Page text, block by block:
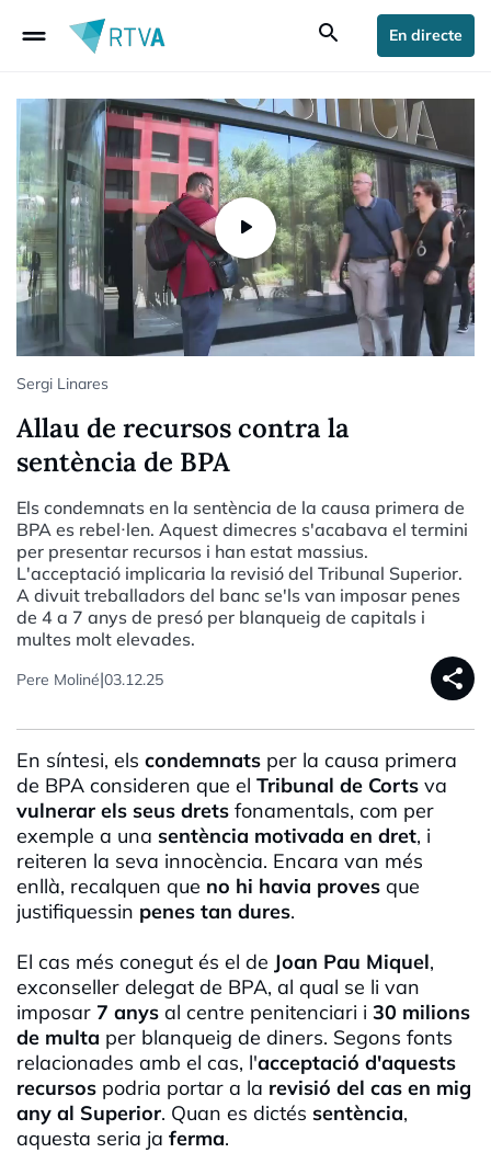
drag_handle search En directe
Sergi Linares
Allau de recursos contra la
sentència de BPA
Els condemnats en la sentència de la causa primera de
BPA es rebel·len. Aquest dimecres s'acabava el termini
per presentar recursos i han estat massius.
L'acceptació implicaria la revisió del Tribunal Superior.
A divuit treballadors del banc se'ls van imposar penes
de 4 a 7 anys de presó per blanqueig de capitals i
multes molt elevades.
Pere Moliné|03.12.25 share
En síntesi, els condemnats per la causa primera
de BPA consideren que el Tribunal de Corts va
vulnerar els seus drets fonamentals, com per
exemple a una sentència motivada en dret, i
reiteren la seva innocència. Encara van més
enllà, recalquen que no hi havia proves que
justifiquessin penes tan dures.
El cas més conegut és el de Joan Pau Miquel,
exconseller delegat de BPA, al qual se li van
imposar 7 anys al centre penitenciari i 30 milions
de multa per blanqueig de diners. Segons fonts
relacionades amb el cas, l'acceptació d'aquests
recursos podria portar a la revisió del cas en mig
any al Superior. Quan es dictés sentència,
aquesta seria ja ferma.